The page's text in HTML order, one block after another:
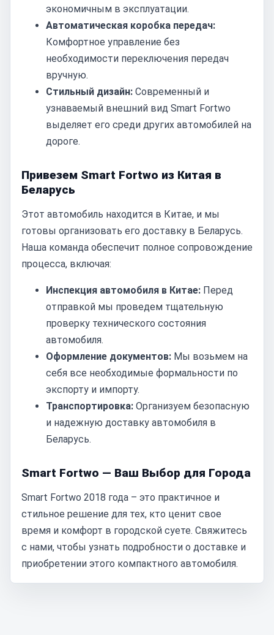
экономичным в эксплуатации.
Автоматическая коробка передач:
Комфортное управление без
необходимости переключения передач
вручную.
Стильный дизайн: Современный и
узнаваемый внешний вид Smart Fortwo
выделяет его среди других автомобилей на
дороге.
Привезем Smart Fortwo из Китая в
Беларусь
Этот автомобиль находится в Китае, и мы
готовы организовать его доставку в Беларусь.
Наша команда обеспечит полное сопровождение
процесса, включая:
Инспекция автомобиля в Китае: Перед
отправкой мы проведем тщательную
проверку технического состояния
автомобиля.
Оформление документов: Мы возьмем на
себя все необходимые формальности по
экспорту и импорту.
Транспортировка: Организуем безопасную
и надежную доставку автомобиля в
Беларусь.
Smart Fortwo — Ваш Выбор для Города
Smart Fortwo 2018 года – это практичное и
стильное решение для тех, кто ценит свое
время и комфорт в городской суете. Свяжитесь
с нами, чтобы узнать подробности о доставке и
приобретении этого компактного автомобиля.